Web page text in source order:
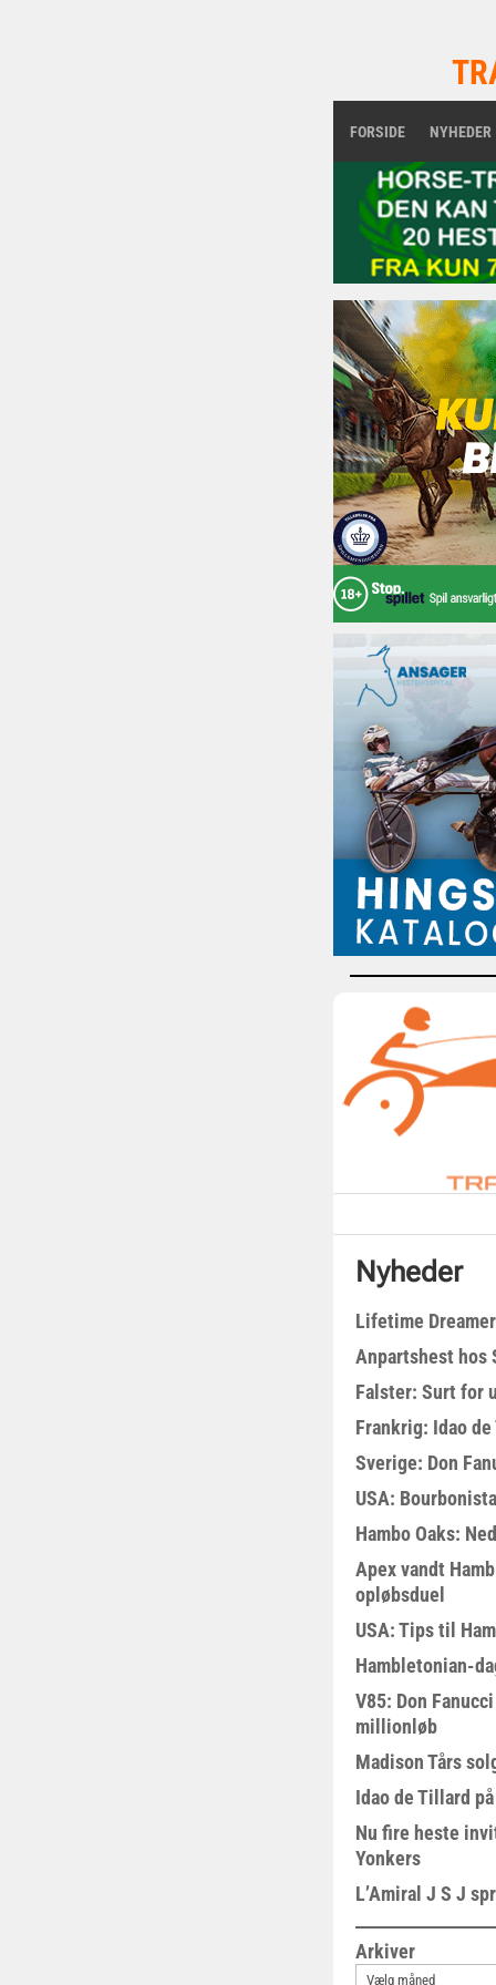
FORSIDE NYHEDER
Nyheder
Lifetime
Anpartshest hos
Falster: Surt for
Frankrig: Idao
Sverige: Don
USA:
Hambo Oaks:
Apex vandt
opløbsduel
USA: Tips til
Hambletonian-
V85: Don
millionløb
Madison Tårs
Idao de Tillard
Nu fire heste
Yonkers
L’Amiral J S J
Arkiver